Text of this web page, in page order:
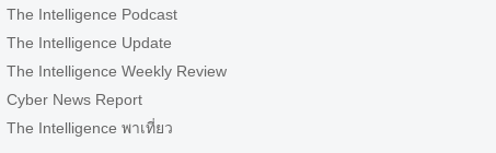
The Intelligence Podcast
The Intelligence Update
The Intelligence Weekly Review
Cyber News Report
The Intelligence พาเที่ยว